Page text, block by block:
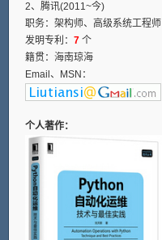
2、腾讯(2011~今)
职务：架构师、高级系统工程师
发明专利： 7个
籍贯：海南琼海
Email、MSN：
个人著作：